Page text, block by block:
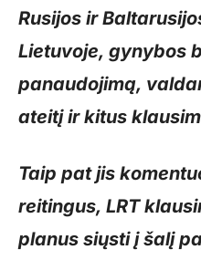
Rusijos ir
Lietuvoje, gynybos
panaudojimą,
ateitį ir kitus
Taip pat jis
reitingus, LRT
planus siųsti į šalį